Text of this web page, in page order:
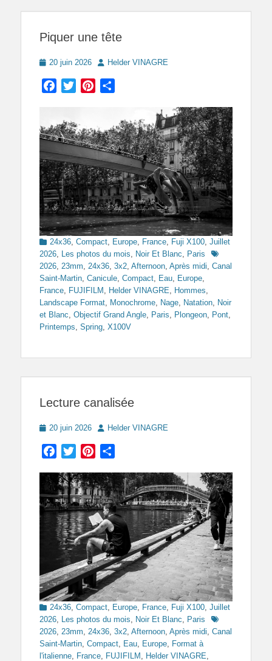
Piquer une tête
Posted
20 juin 2026 AuthorHelder VINAGRE
Facebook
TwitterPinterest
Categories
24x36 Compact Europe France Fuji X100 Juillet
2026 Les photos du mois Noir Et Blanc Paris
Tags
2026 23mm 24x36 3x2 Afternoon Après midi Canal
Saint-Martin Canicule Compact Eau Europe
France FUJIFILM Helder VINAGRE Hommes
Landscape Format Monochrome Nage Natation Noir
et Blanc Objectif Grand Angle Paris Plongeon Pont
Printemps Spring X100V
Lecture canalisée
Posted
20 juin 2026 AuthorHelder VINAGRE
Facebook
TwitterPinterest
Categories
24x36 Compact Europe France Fuji X100 Juillet
2026 Les photos du mois Noir Et Blanc Paris
Tags
2026 23mm 24x36 3x2 Afternoon Après midi Canal
Saint-Martin Compact Eau Europe Format à
l'italienne France FUJIFILM Helder VINAGRE